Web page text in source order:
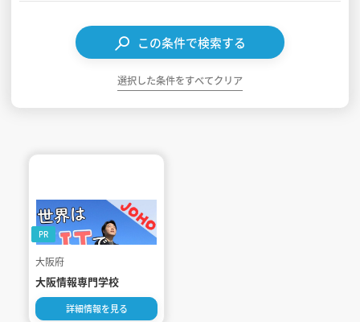
この条件で検索する
選択した条件をすべてクリア
大阪府
大阪情報専門学校
詳細情報を見る
PR